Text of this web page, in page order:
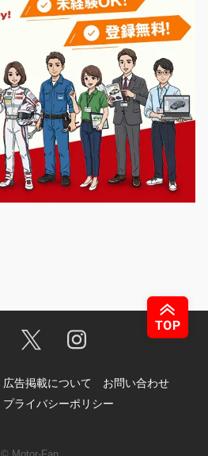
広告掲載について
お問い合わせ
プライバシーポリシー